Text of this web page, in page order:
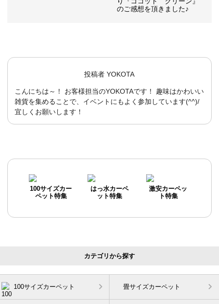
のご感想を頂きました♪
投稿者 YOKOTA
こんにちは～！ お客様担当のYOKOTAです！ 趣味はかわいい
雑貨を集めることで、イベントにもよく参加しています(^^)/
宜しくお願いします！
100サイズカー
ペット特集
はっ水カーペ
ット特集
激安カーペッ
ト特集
カテゴリから探す
100サイズカーペット 畳サイズカーペット